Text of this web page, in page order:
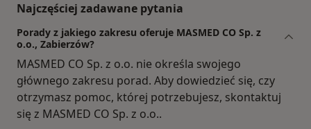
Najczęściej zadawane pytania
Porady z jakiego zakresu oferuje MASMED CO Sp. z
o.o., Zabierzów?
MASMED CO Sp. z o.o. nie określa swojego
głównego zakresu porad. Aby dowiedzieć się, czy
otrzymasz pomoc, której potrzebujesz, skontaktuj
się z MASMED CO Sp. z o.o..